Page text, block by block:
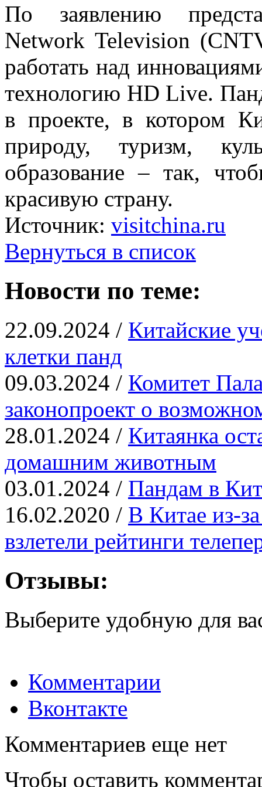
По заявлению
Network Television
работать над
технологию HD Live.
в проекте, в котором
природу, туризм,
образование – так,
красивую страну.
Источник: visitchina.ru
Вернуться в список
Новости по теме:
22.09.2024 / Китайские
клетки панд
09.03.2024 / Комитет
законопроект о
28.01.2024 / Китаянка
домашним животным
03.01.2024 / Пандам в
16.02.2020 / В Китае из-
взлетели рейтинги
Отзывы:
Выберите удобную для
Комментарии
Вконтакте
Комментариев еще нет
Чтобы оставить